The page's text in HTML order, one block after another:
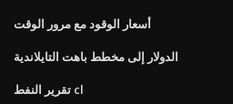
أسعار الوقود مع مرور الوقت
الدولار إلى مخطط باهت التايلاندية
تقرير النفط cl